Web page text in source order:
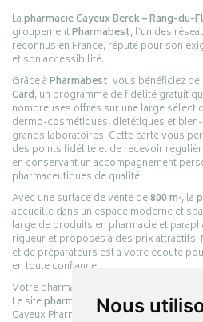
Nous
Lapharmacie Cayeux Berck – Rang-du-
groupementPharmabest, l’un des
reconnus en France, réputé pour son
et son accessibilité.
Grâce àPharmabest, vous bénéficiez
Card, un programme de fidélité gratuit
nombreuses offres sur une large
dermo-cosmétiques, diététiques et
grands laboratoires. Cette carte vous
des points fidélité et de recevoir
en conservant un accompagnement
pharmaceutiques de qualité.
Avec une surface de vente de800 m², la
accueille dans un espace moderne et
large de produits en pharmacie et
rigueur et proposés à des prix attractifs.
et de préparateurs est à votre écoute
en toute confiance.
Votre pharmacie en ligne :
Le sitepharmacie-cayeux.frest le
Cayeux Pharmabest Berck-sur-Mer –